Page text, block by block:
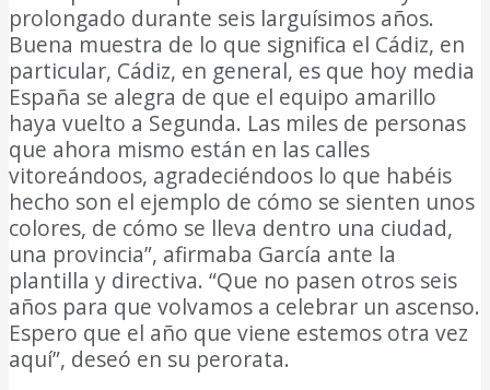
prolongado durante seis larguísimos años.
Buena muestra de lo que significa el Cádiz, en
particular, Cádiz, en general, es que hoy media
España se alegra de que el equipo amarillo
haya vuelto a Segunda. Las miles de personas
que ahora mismo están en las calles
vitoreándoos, agradeciéndoos lo que habéis
hecho son el ejemplo de cómo se sienten unos
colores, de cómo se lleva dentro una ciudad,
una provincia”, afirmaba García ante la
plantilla y directiva. “Que no pasen otros seis
años para que volvamos a celebrar un ascenso.
Espero que el año que viene estemos otra vez
aquí”, deseó en su perorata.